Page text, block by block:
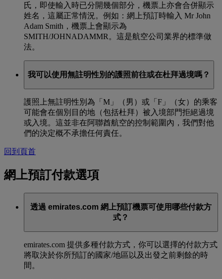
氏，即使輸入時已分開幾個部分，機票上亦會合併顯示
姓名，這屬正常情況。例如：網上預訂時輸入 Mr John
Adam Smith，機票上會顯示為
SMITH/JOHNADAMMR。這是航空公司業界的標準做
法。
我可以使用無註明性別的護照前往或在杜拜過境嗎？
護照上無註明性別為「M」（男）或「F」（女）的乘客
可能會在個別目的地（包括杜拜）被入境部門拒絕過境
或入境。這並非在阿聯酋航空的控制範圍內，我們對他
們的決定概不承擔任何責任。
回到頁首
網上預訂付款選項
透過 emirates.com 網上預訂機票可使用哪些付款方
式？
emirates.com 提供多種付款方式，你可以選擇的付款方式
將取決於你所預訂的國家/地區以及出發之前剩餘的時
間。